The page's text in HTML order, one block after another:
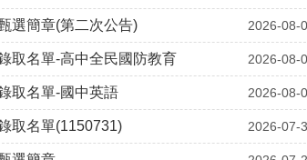
選簡章(第二次公告) 2026-08-
取名單-高中全民國防教育 2026-08-
取名單-國中英語 2026-08-
取名單(1150731) 2026-07-